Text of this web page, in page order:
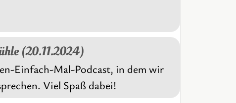
(20.11.2024)
Einfach-Mal-Podcast, in dem wir
Viel Spaß dabei!